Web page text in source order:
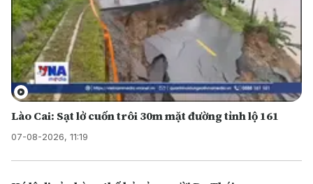
Lào Cai: Sạt lở cuốn trôi 30m mặt đường tỉnh lộ 161
07-08-2026, 11:19